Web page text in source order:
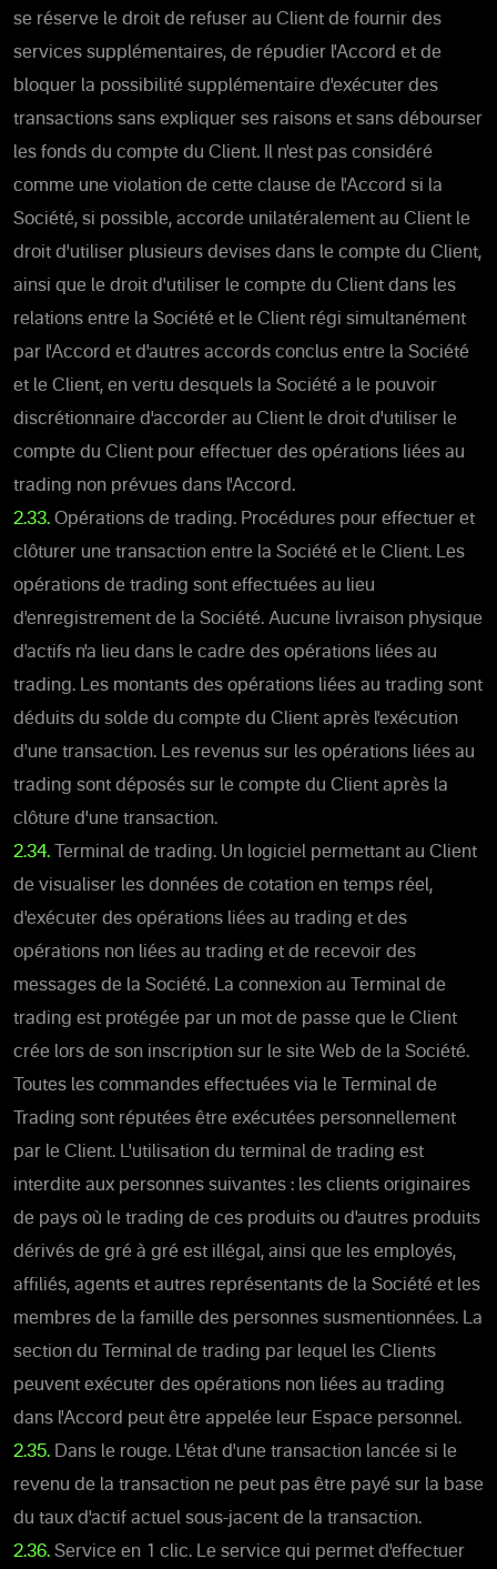
se réserve le droit de refuser au Client de fournir des
services supplémentaires, de répudier l'Accord et de
bloquer la possibilité supplémentaire d'exécuter des
transactions sans expliquer ses raisons et sans débourser
les fonds du compte du Client. Il n'est pas considéré
comme une violation de cette clause de l'Accord si la
Société, si possible, accorde unilatéralement au Client le
droit d'utiliser plusieurs devises dans le compte du Client,
ainsi que le droit d'utiliser le compte du Client dans les
relations entre la Société et le Client régi simultanément
par l'Accord et d'autres accords conclus entre la Société
et le Client, en vertu desquels la Société a le pouvoir
discrétionnaire d'accorder au Client le droit d'utiliser le
compte du Client pour effectuer des opérations liées au
trading non prévues dans l'Accord.
2.33. Opérations de trading. Procédures pour effectuer et
clôturer une transaction entre la Société et le Client. Les
opérations de trading sont effectuées au lieu
d'enregistrement de la Société. Aucune livraison physique
d'actifs n'a lieu dans le cadre des opérations liées au
trading. Les montants des opérations liées au trading sont
déduits du solde du compte du Client après l'exécution
d'une transaction. Les revenus sur les opérations liées au
trading sont déposés sur le compte du Client après la
clôture d'une transaction.
2.34. Terminal de trading. Un logiciel permettant au Client
de visualiser les données de cotation en temps réel,
d'exécuter des opérations liées au trading et des
opérations non liées au trading et de recevoir des
messages de la Société. La connexion au Terminal de
trading est protégée par un mot de passe que le Client
crée lors de son inscription sur le site Web de la Société.
Toutes les commandes effectuées via le Terminal de
Trading sont réputées être exécutées personnellement
par le Client. L'utilisation du terminal de trading est
interdite aux personnes suivantes : les clients originaires
de pays où le trading de ces produits ou d'autres produits
dérivés de gré à gré est illégal, ainsi que les employés,
affiliés, agents et autres représentants de la Société et les
membres de la famille des personnes susmentionnées. La
section du Terminal de trading par lequel les Clients
peuvent exécuter des opérations non liées au trading
dans l'Accord peut être appelée leur Espace personnel.
2.35. Dans le rouge. L'état d'une transaction lancée si le
revenu de la transaction ne peut pas être payé sur la base
du taux d'actif actuel sous-jacent de la transaction.
2.36. Service en 1 clic. Le service qui permet d'effectuer